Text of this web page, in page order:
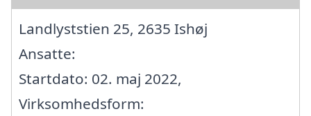
Landlyststien 25, 2635 Ishøj
Ansatte:
Startdato: 02. maj 2022,
Virksomhedsform: